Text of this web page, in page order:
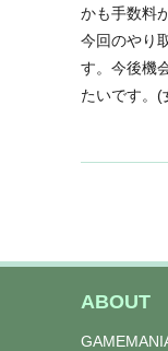
かも手数料
今回のやり
す。今後機
たいです。(
ABOUT